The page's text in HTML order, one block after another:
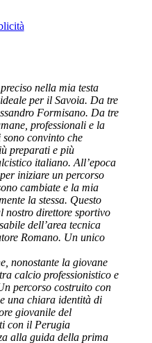
nella mia testa
per il Savoia. Da tre
Formisano. Da tre
professionali e la
convinto che
preparati e più
italiano. All’epoca
iniziare un percorso
cambiate e la mia
la stessa. Questo
nostro direttore sportivo
dell’area tecnica
Romano. Un unico
nonostante la giovane
calcio professionistico e
percorso costruito con
una chiara identità di
giovanile del
con il Perugia
alla guida della prima